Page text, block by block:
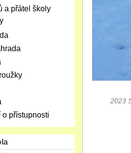
2023
a přátel školy
o přístupnosti